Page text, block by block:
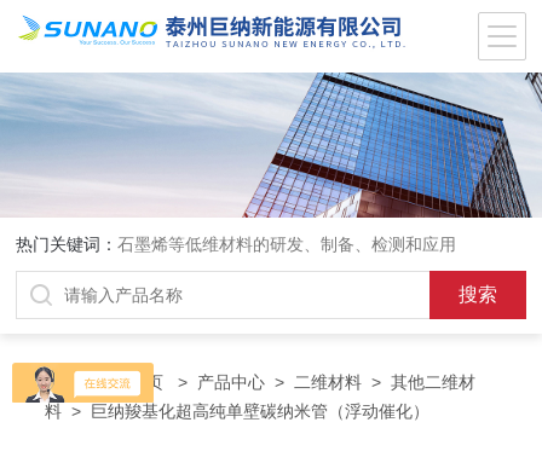
热门关键词：石墨烯等低维材料的研发、制备、检测和应用
当前位置：首页 > 产品中心 > 二维材料 >其他二维材
料 > 巨纳羧基化超高纯单壁碳纳米管（浮动催化）